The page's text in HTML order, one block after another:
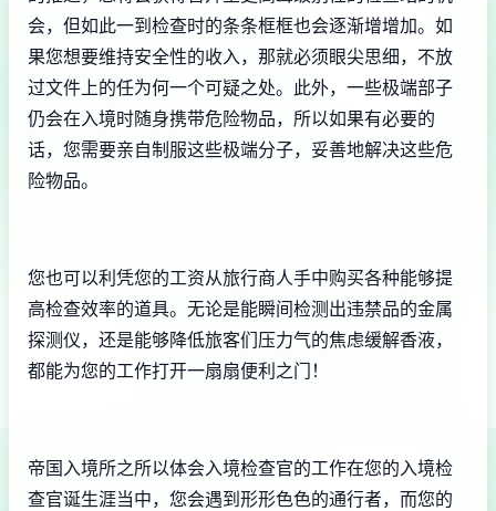
会，但如此一到检查时的条条框框也会逐渐增增加。如
果您想要维持安全性的收入，那就必须眼尖思细，不放
过文件上的任为何一个可疑之处。此外，一些极端部子
仍会在入境时随身携带危险物品，所以如果有必要的
话，您需要亲自制服这些极端分子，妥善地解决这些危
险物品。
您也可以利凭您的工资从旅行商人手中购买各种能够提
高检查效率的道具。无论是能瞬间检测出违禁品的金属
探测仪，还是能够降低旅客们压力气的焦虑缓解香液，
都能为您的工作打开一扇扇便利之门！
帝国入境所之所以体会入境检查官的工作在您的入境检
查官诞生涯当中，您会遇到形形色色的通行者，而您的